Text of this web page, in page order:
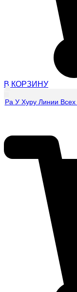
В КОРЗИНУ
Ра У Хуру Линии